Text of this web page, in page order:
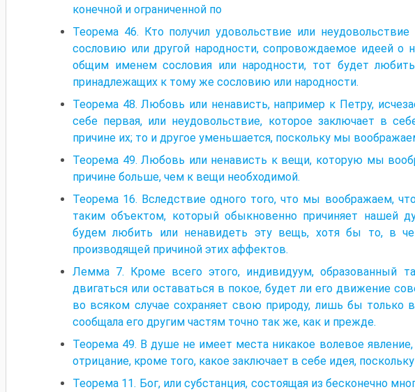
конечной и ограниченной по
Теорема 46. Кто получил удовольствие или
сословию или другой народности, сопровождаемое идеей о
общим именем сословия или народности, тот будет
принадлежащих к тому же сословию или народности.
Теорема 48. Любовь или ненависть, например к Петру,
себе первая, или неудовольствие, которое заключает в
причине их; то и другое уменьшается, поскольку мы
Теорема 49. Любовь или ненависть к вещи, которую мы
причине больше, чем к вещи необходимой.
Теорема 16. Вследствие одного того, что мы воображаем,
таким объектом, который обыкновенно причиняет нашей
будем любить или ненавидеть эту вещь, хотя бы то, в
производящей причиной этих аффектов.
Лемма 7. Кроме всего этого, индивидуум, образованный
двигаться или оставаться в покое, будет ли его движение
во всяком случае сохраняет свою природу, лишь бы только
сообщала его другим частям точно так же, как и прежде.
Теорема 49. В душе не имеет места никакое волевое
отрицание, кроме того, какое заключает в себе идея,
Теорема 11. Бог, или субстанция, состоящая из бесконечно